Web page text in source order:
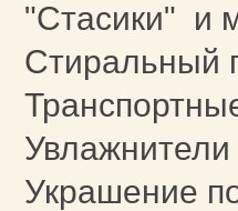
"Стасики" и
Стиральный
Увлажнители
Украшение